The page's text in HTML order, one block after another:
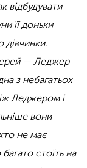
відбудувати
її доньки
— Леджер
з небагатьох
Леджером і
вони
не має
стоїть на